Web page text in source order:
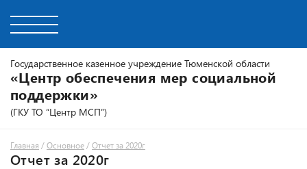
Государственное казенное учреждение Тюменской области
«Центр обеспечения мер социальной
поддержки»
(ГКУ ТО “Центр МСП”)
Главная /Основное /Отчет за 2020г
Отчет за 2020г